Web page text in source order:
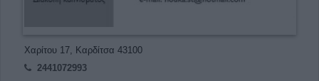
Χαρίτου 17, Καρδίτσα 43100
2441072993